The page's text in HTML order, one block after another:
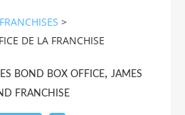
FRANCHISES >
DE LA FRANCHISE
BOND BOX OFFICE, JAMES
FRANCHISE